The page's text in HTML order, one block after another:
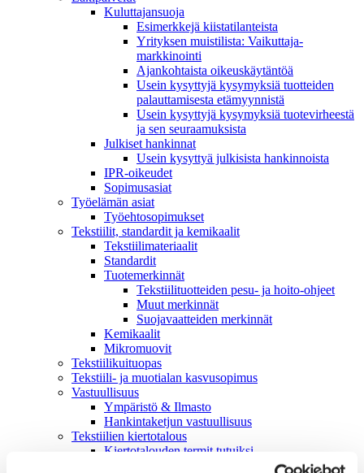
Kuluttajansuoja
Esimerkkejä kiistatilanteista
Yrityksen muistilista: Vaikuttaja­
markkinointi
Ajankohtaista oikeuskäytäntöä
Usein kysyttyjä kysymyksiä tuotteiden
palauttamisesta etämyynnistä
Usein kysyttyjä kysymyksiä tuotevirheestä
ja sen seuraamuksista
Julkiset hankinnat
Usein kysyttyä julkisista hankinnoista
IPR-oikeudet
Sopimusasiat
Työelämän asiat
Työehto­sopimukset
Tekstiilit, standardit ja kemikaalit
Tekstiilimateriaalit
Standardit
Tuotemerkinnät
Tekstiilituotteiden pesu- ja hoito-ohjeet
Muut merkinnät
Suojavaatteiden merkinnät
Kemikaalit
Mikromuovit
Tekstiilikuitu­opas
Tekstiili- ja muotialan kasvusopimus
Vastuullisuus
Ympäristö & Ilmasto
Hankintaketjun vastuullisuus
Tekstiilien kiertotalous
Kiertotalouden termit tutuiksi
Mihin kierrättää vanhat vaatteet ja kodintekstiilit?